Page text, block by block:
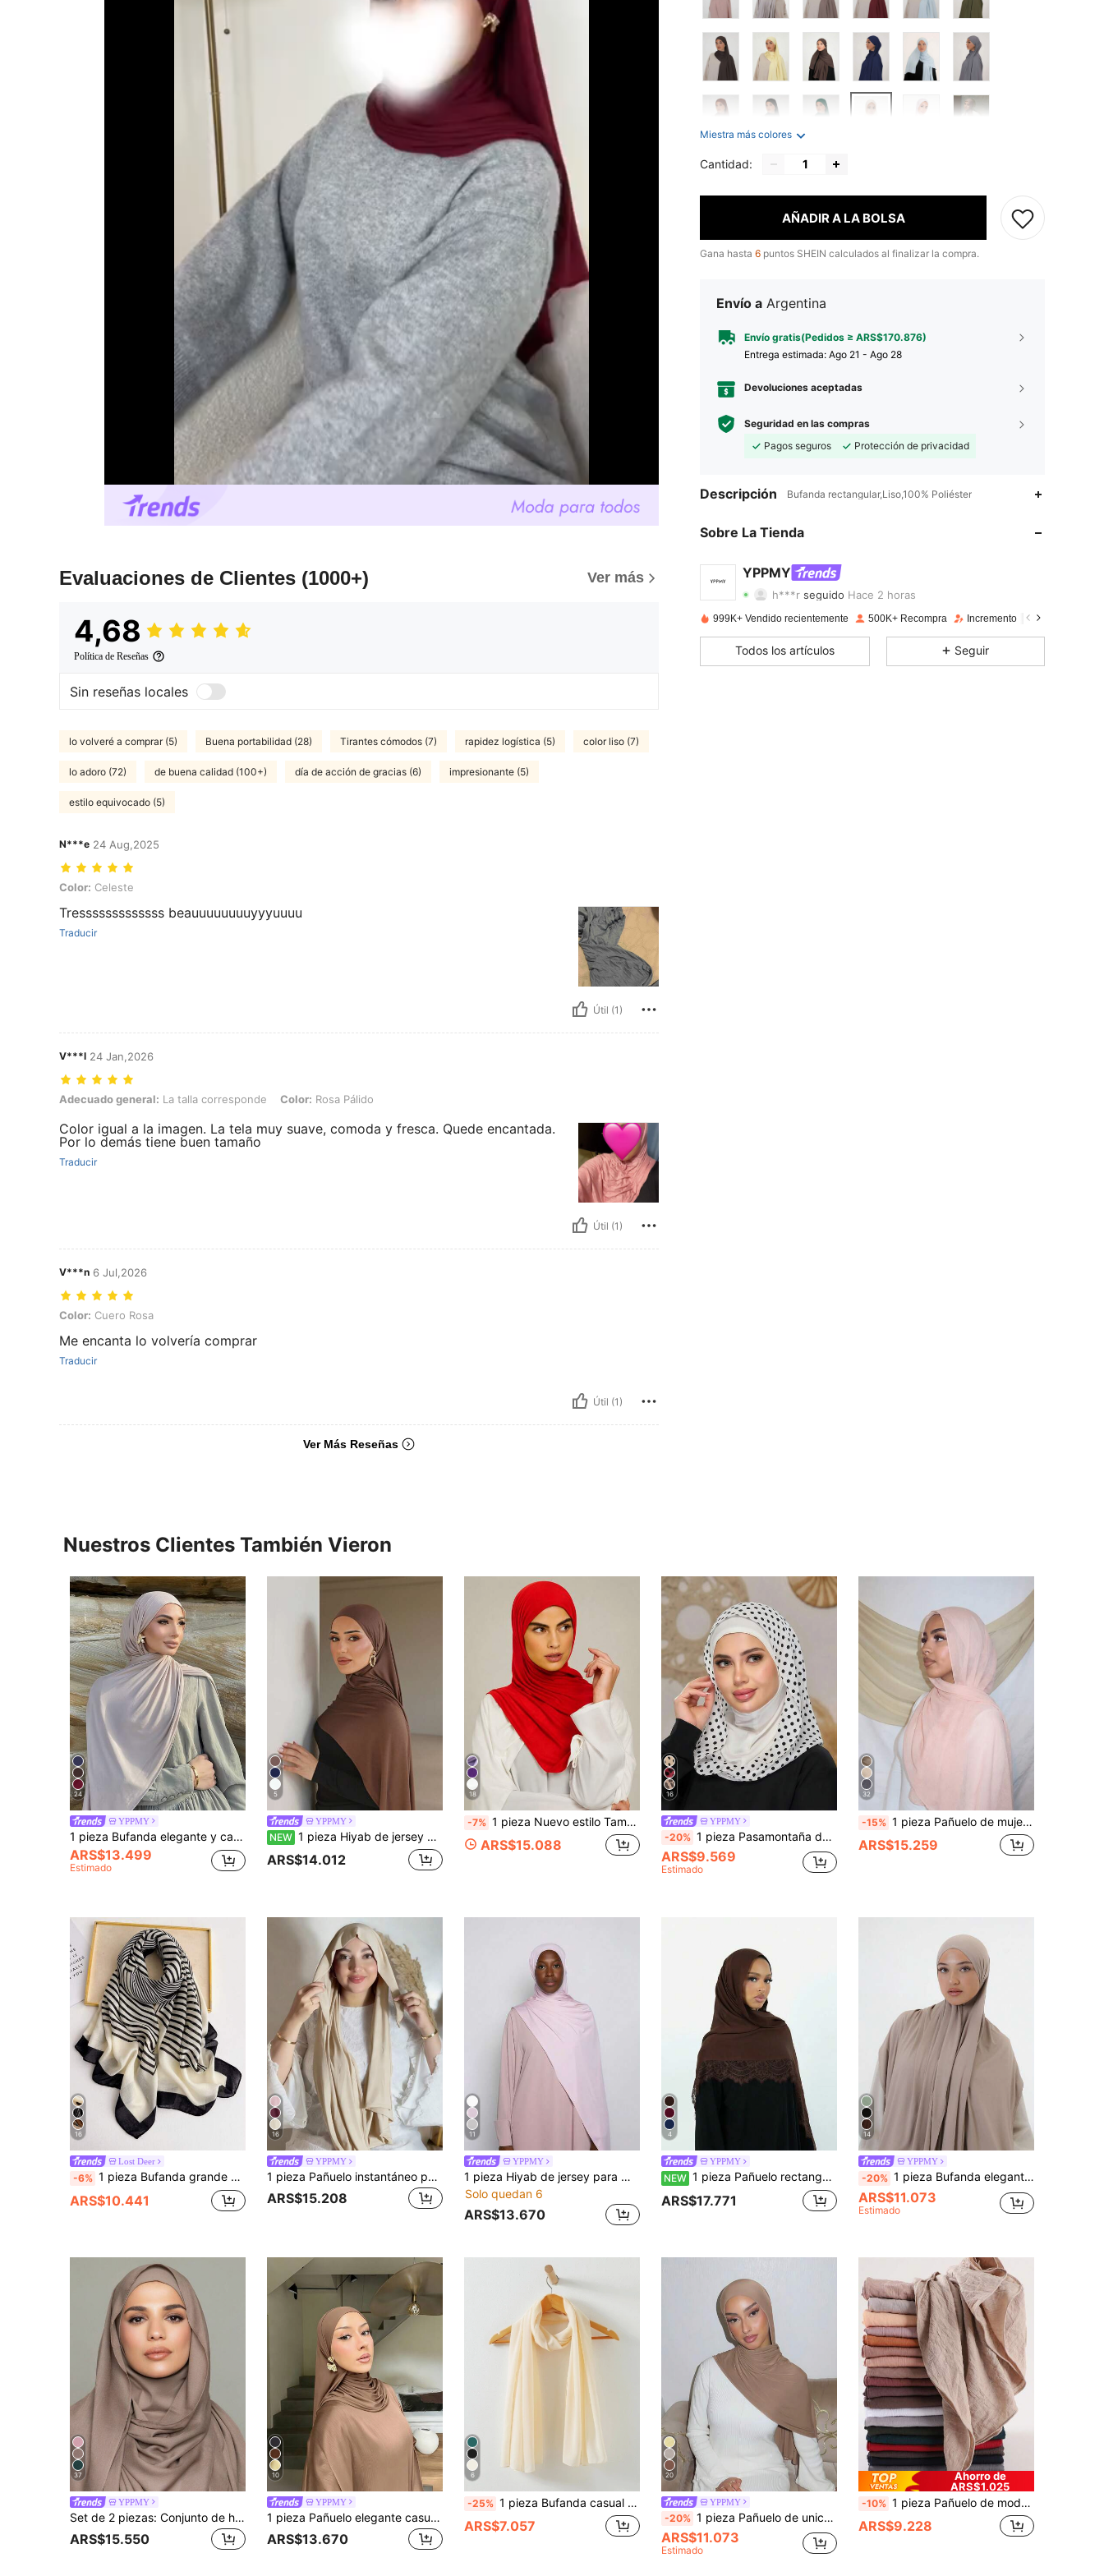
Evaluaciones de Clientes (1000+) Ver más
4,68
Política de Reseñas
Sin reseñas locales
lo volveré a comprar (5) Buena portabilidad (28) Tirantes cómodos (7) rapidez logística (5) color liso (7)
lo adoro (72) de buena calidad (100+) día de acción de gracias (6) impresionante (5)
estilo equivocado (5)
N***e 24 Aug,2025
Color: Celeste
Color: Celeste
Tresssssssssssss beauuuuuuuuyyyuuuu
Traducir
Útil (1)
V***l 24 Jan,2026
Adecuado general: La talla corresponde, Color: Rosa Pálido
Adecuado general: La talla corresponde Color: Rosa Pálido
Color igual a la imagen. La tela muy suave, comoda y fresca. Quede encantada.
Por lo demás tiene buen tamaño
Traducir
Útil (1)
V***n 6 Jul,2026
Color: Cuero Rosa
Color: Cuero Rosa
Me encanta lo volvería comprar
Traducir
Útil (1)
Ver Más Reseñas
Miestra más colores
Cantidad:
AÑADIR A LA BOLSA
Gana hasta 6 puntos SHEIN calculados al finalizar la compra.
Envío a Argentina
Envío gratis(Pedidos ≥ ARS$170.876)
Entrega estimada: Ago 21 - Ago 28
Devoluciones aceptadas
Seguridad en las compras
Pagos seguros
Protección de privacidad
Descripción Bufanda rectangular,Liso,100% Poliéster
Sobre La Tienda
YPPMY
4,84 1.8K 70K
4,84
1.8K
h***r seguido Hace 2 horas
4,84 Calificación 1.8KArtículos
4,84 1.8K 70K
999K+ Vendido recientemente 500K+ Recompra Incremento de seguidores de
Todos los artículos Seguir
Nuestros Clientes También Vieron
24
YPPMY
1 pieza Bufanda elegante y casual de unicolor clásico y simple para mujer, de tela de punto de viscosa premium, estilo turbante largo, adecuada para la vida diaria, salidas y reuniones
ARS$13.499
Estimado
5
YPPMY
NEW 1 pieza Hiyab de jersey de modal, tela de sudor de unicolor, sedosa, suave, cómoda y transpirable, pañuelo para la cabeza, pañuelo de sudor, pañuelo de jersey, pañuelo deportivo, chal, adecuado para uso diario, actividades al aire libre, oración y culto
ARS$14.012
18
-7% 1 pieza Nuevo estilo Tamaño grande Jersey Hijab Chal Suave Casual unicolor Bufanda para mujer
ARS$15.088
16
YPPMY
-20% 1 pieza Pasamontaña de lunares para mujer - Elástico, transpirable y cómodo pañuelo multifuncional para deportes, diadema de moda minimalista, turbante y pañuelo de gasa en uno
ARS$9.569
Estimado
32
-15% 1 pieza Pañuelo de mujer de unicolor de viscosa, hijab de ala ancha y suave, pañuelo versátil de protección solar, adecuado para uso diario
ARS$15.259
16
Lost Deer
-6% 1 pieza Bufanda grande estampada a cuadros para mujer, bufanda envolvente de satén suave y amigable con la piel, bufanda larga de playa con protección solar para primavera y verano
ARS$10.441
16
YPPMY
1 pieza Pañuelo instantáneo para mujer con nudo, pañuelo de algodón de unicolor básico clásico con nudo trasero, tela modal premium, sedoso, cómodo, suave y amigable con la piel, adecuado para combinar con abaya diaria y salidas festivas
ARS$15.208
11
YPPMY
1 pieza Hiyab de jersey para mujer, hiyab de modal, tela de sudor de unicolor, suave y sedosa, cómoda y transpirable, pañuelo para la cabeza, pañuelo de jersey, hiyab deportivo, 180cm*70cm, chal, adecuado para uso diario, actividades al aire libre, oración y culto
Solo quedan 6
ARS$13.670
4
YPPMY
NEW 1 pieza Pañuelo rectangular ancho de mujer con ribete de encaje elegante, ligero de modal, chal largo clásico para oración, tela de modal cómoda y transpirable, hijab de modal premium de alta resistencia con dobladillo ancho, adecuado para festivales, uso diario y salidas
ARS$17.771
14
YPPMY
-20% 1 pieza Bufanda elegante y casual de unicolor clásico y simple para mujer, de tela de punto de viscosa premium, estilo turbante largo, adecuada para la vida diaria, salidas y reuniones para vestir
ARS$11.073
Estimado
37
YPPMY
Set de 2 piezas: Conjunto de hiyab y pañuelo a juego de jersey, de un solo color, de tela de modal cómoda y transpirable, 1 gorro tubo simple + 1 pañuelo de modal delgado, adecuado para un cubrimiento modesto diario
ARS$15.550
10
YPPMY
1 pieza Pañuelo elegante casual minimalista clásico de unicolor para mujer, pañuelo de jersey de modal de punto premium, estilo turbante de pañuelo largo, adecuado para la vida diaria y reuniones de viaje
ARS$13.670
6
-25% 1 pieza Bufanda casual de unicolor para mujer para decoración diaria en invierno y otoño
ARS$7.057
20
YPPMY
-20% 1 pieza Pañuelo de unicolor con dobladillo para mujer, hiyab de jersey de modal de punto premium, pañuelo largo turbante para uso diario y viajes
ARS$11.073
Estimado
Ahorro de
ARS$1.025
-10% 1 pieza Pañuelo de moda para mujer de unicolor estampado, chal largo, envoltura para la cabeza, diadema, velo, prenda de vestir
ARS$9.228